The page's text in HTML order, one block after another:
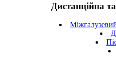
Дистанційна